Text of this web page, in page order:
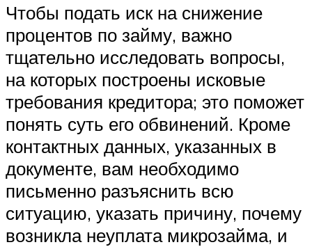
Чтобы подать иск на снижение
процентов по займу, важно
тщательно исследовать вопросы,
на которых построены исковые
требования кредитора; это поможет
понять суть его обвинений. Кроме
контактных данных, указанных в
документе, вам необходимо
письменно разъяснить всю
ситуацию, указать причину, почему
возникла неуплата микрозайма, и